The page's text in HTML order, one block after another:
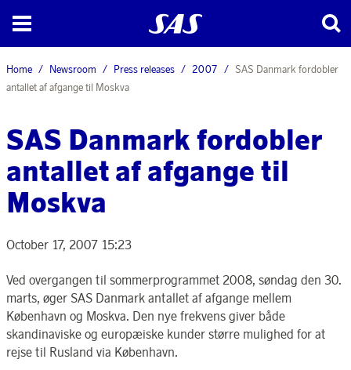
Home Newsroom Press releases 2007
SAS Danmark fordobler
antallet af afgange til Moskva
SAS Danmark fordobler
antallet af afgange til
Moskva
October 17, 2007 15:23
Ved overgangen til sommerprogrammet 2008, søndag den 30.
marts, øger SAS Danmark antallet af afgange mellem
København og Moskva. Den nye frekvens giver både
skandinaviske og europæiske kunder større mulighed for at
rejse til Rusland via København.